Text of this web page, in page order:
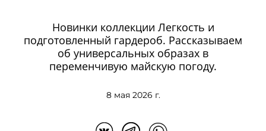
Новинки коллекции Легкость и
подготовленный гардероб. Рассказываем
об универсальных образах в
переменчивую майскую погоду.
8 мая 2026 г.